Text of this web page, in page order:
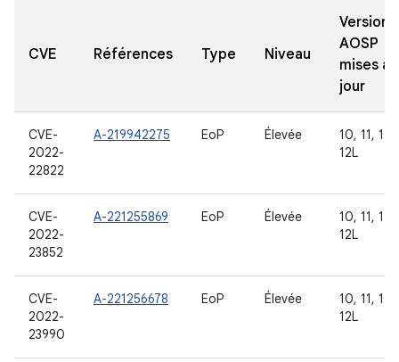
CVE Références Type Niveau
Versions
AOSP
mises à
jour
CVE-
2022-
22822
A-219942275 EoP Élevée
10, 11, 12,
12L
CVE-
2022-
23852
A-221255869 EoP Élevée
10, 11, 12,
12L
CVE-
2022-
23990
A-221256678 EoP Élevée
10, 11, 12,
12L